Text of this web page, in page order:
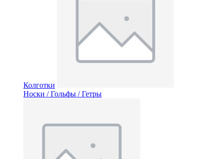
Колготки
Носки / Гольфы / Гетры